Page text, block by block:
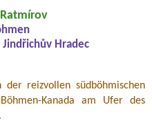
Jindřichův Hradec
reizvollen südböhmischen
Kanada am Ufer des